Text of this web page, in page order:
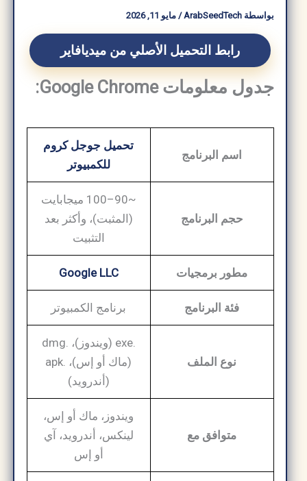
بواسطة ArabSeedTech
/مايو 11, 2026
رابط التحميل الأصلي من ميديافاير
جدول معلومات Google Chrome:
اسم البرنامج
تحميل جوجل كروم
للكمبيوتر
حجم البرنامج
~90–100 ميجابايت
(المثبت)، وأكثر بعد
التثبيت
مطور برمجيات Google LLC
فئة البرنامج برنامج الكمبيوتر
نوع الملف
.exe (ويندوز)، .dmg
(ماك أو إس)، .apk
(أندرويد)
متوافق مع
ويندوز، ماك أو إس،
لينكس، أندرويد، آي
أو إس